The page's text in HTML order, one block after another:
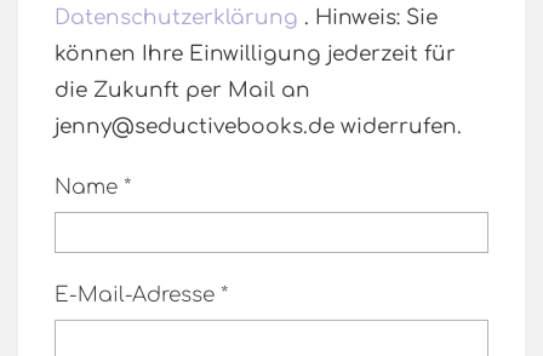
Datenschutzerklärung . Hinweis: Sie
können Ihre Einwilligung jederzeit für
die Zukunft per Mail an
jenny@seductivebooks.de widerrufen.
Name *
E-Mail-Adresse *